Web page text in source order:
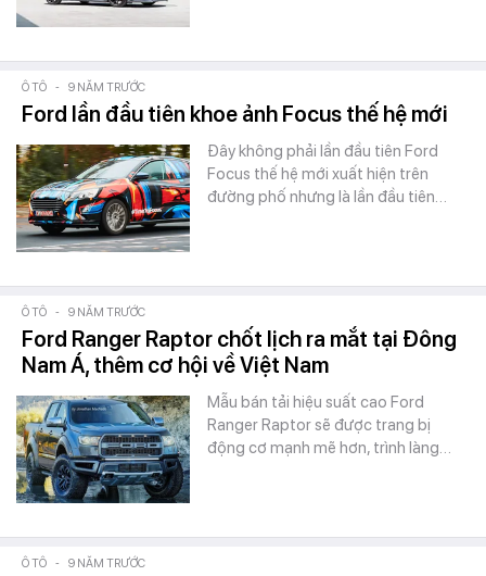
Ô TÔ - 9 NĂM TRƯỚC
Ford lần đầu tiên khoe ảnh Focus thế hệ mới
Đây không phải lần đầu tiên Ford
Focus thế hệ mới xuất hiện trên
đường phố nhưng là lần đầu tiên…
Ô TÔ - 9 NĂM TRƯỚC
Ford Ranger Raptor chốt lịch ra mắt tại Đông
Nam Á, thêm cơ hội về Việt Nam
Mẫu bán tải hiệu suất cao Ford
Ranger Raptor sẽ được trang bị
động cơ mạnh mẽ hơn, trình làng…
Ô TÔ - 9 NĂM TRƯỚC